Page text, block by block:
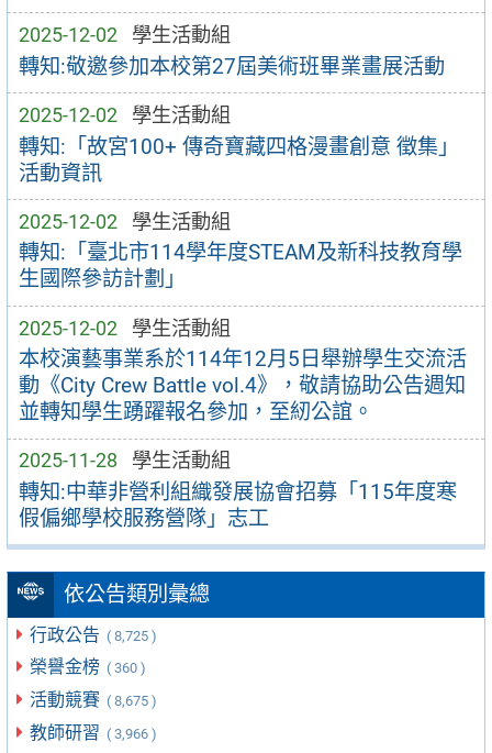
2025-12-02 學生活動組
轉知:敬邀參加本校第27屆美術班畢業畫展活動
2025-12-02 學生活動組
轉知:「故宮100+ 傳奇寶藏四格漫畫創意 徵集」
活動資訊
2025-12-02 學生活動組
轉知:「臺北市114學年度STEAM及新科技教育學
生國際參訪計劃」
2025-12-02 學生活動組
本校演藝事業系於114年12月5日舉辦學生交流活
動《City Crew Battle vol.4》，敬請協助公告週知
並轉知學生踴躍報名參加，至紉公誼。
2025-11-28 學生活動組
轉知:中華非營利組織發展協會招募「115年度寒
假偏鄉學校服務營隊」志工
依公告類別彙總
行政公告 ( 8,725 )
榮譽金榜 ( 360 )
活動競賽 ( 8,675 )
教師研習 ( 3,966 )